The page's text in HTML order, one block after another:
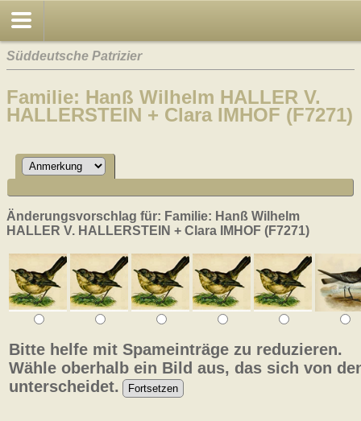
Süddeutsche Patrizier
Familie: Hanß Wilhelm HALLER V.
HALLERSTEIN + Clara IMHOF (F7271)
Änderungsvorschlag für: Familie: Hanß Wilhelm
HALLER V. HALLERSTEIN + Clara IMHOF (F7271)
Bitte helfe mit Spameinträge zu reduzieren.
Wähle oberhalb ein Bild aus, das sich von
unterscheidet.